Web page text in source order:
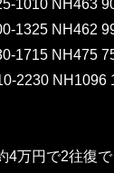
1010 NH463
1325 NH462
1715 NH475
2230 NH1096
4万円で2往復